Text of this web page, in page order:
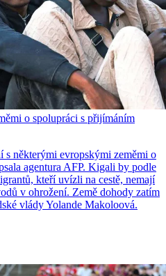
o spolupráci s přijímáním
s některými evropskými zeměmi o
agentura AFP. Kigali by podle
kteří uvízli na cestě, nemají
v ohrožení. Země dohody zatím
vlády Yolande Makoloová.